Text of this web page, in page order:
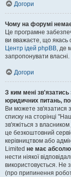
Догори
Чому на форумі
Це програмне
ви вважаєте, що якась
Центр ідей phpBB, де
запропонувати власні.
Догори
З ким мені зв'язатись
юридичних питань,
Ви можете зв'язатися
списку на сторінці
зв'яжіться з
це безкоштовний
керівництвом або
Limited не має
нести ніякої
використовується. Не
(про припинення